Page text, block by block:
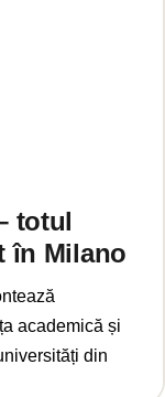
totul
în Milano
academică și
din